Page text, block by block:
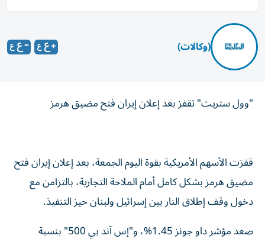
(وكالات)
"وول ستريت" تقفز بعد إعلان إيران فتح مضيق هرمز
قفزت الأسهم الأمريكية بقوة اليوم الجمعة، بعد إعلان إيران فتح
مضيق هرمز بشكل كامل أمام الملاحة التجارية، بالتزامن مع
دخول وقف إطلاق النار بين إسرائيل ولبنان حيز التنفيذ.
صعد مؤشر داو جونز 1.45%، و"إس آند بي 500" بنسبة